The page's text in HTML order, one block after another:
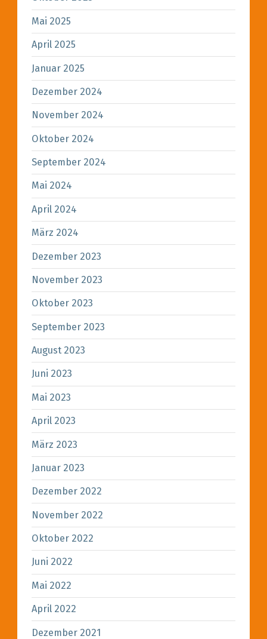
Mai 2025
April 2025
Januar 2025
Dezember 2024
November 2024
Oktober 2024
September 2024
Mai 2024
April 2024
März 2024
Dezember 2023
November 2023
Oktober 2023
September 2023
August 2023
Juni 2023
Mai 2023
April 2023
März 2023
Januar 2023
Dezember 2022
November 2022
Oktober 2022
Juni 2022
Mai 2022
April 2022
Dezember 2021